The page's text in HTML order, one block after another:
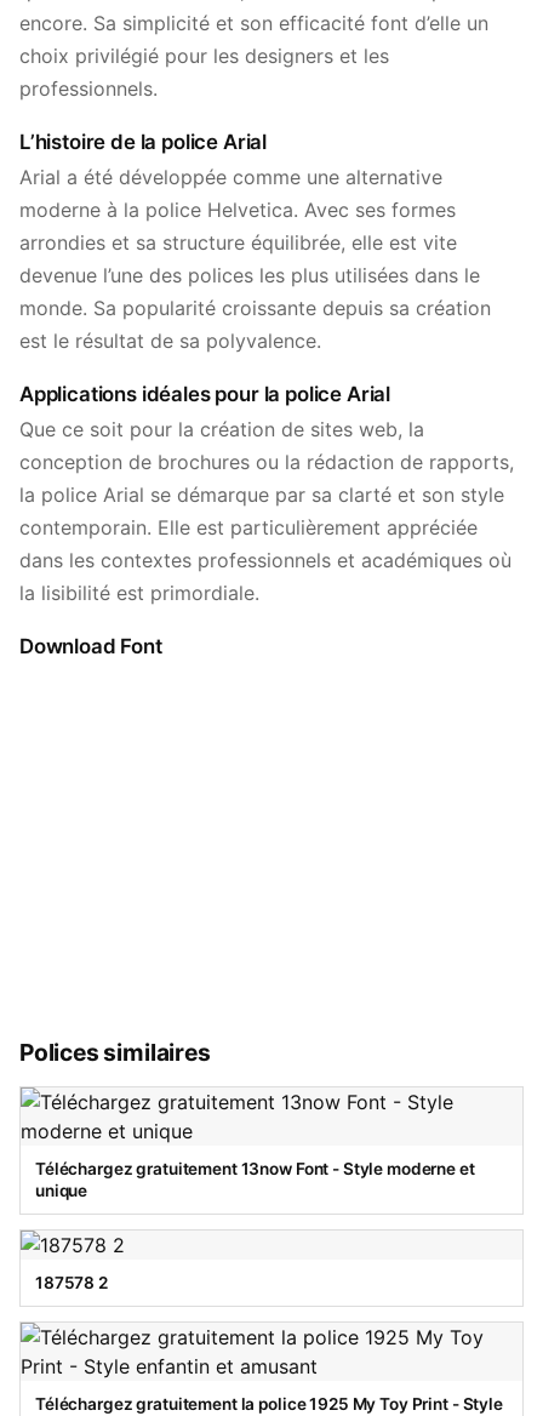
encore. Sa simplicité et son efficacité font d’elle un
choix privilégié pour les designers et les
professionnels.
L’histoire de la police Arial
Arial a été développée comme une alternative
moderne à la police Helvetica. Avec ses formes
arrondies et sa structure équilibrée, elle est vite
devenue l’une des polices les plus utilisées dans le
monde. Sa popularité croissante depuis sa création
est le résultat de sa polyvalence.
Applications idéales pour la police Arial
Que ce soit pour la création de sites web, la
conception de brochures ou la rédaction de rapports,
la police Arial se démarque par sa clarté et son style
contemporain. Elle est particulièrement appréciée
dans les contextes professionnels et académiques où
la lisibilité est primordiale.
Download Font
Polices similaires
Téléchargez gratuitement 13now Font - Style moderne et
unique
187578 2
Téléchargez gratuitement la police 1925 My Toy Print - Style